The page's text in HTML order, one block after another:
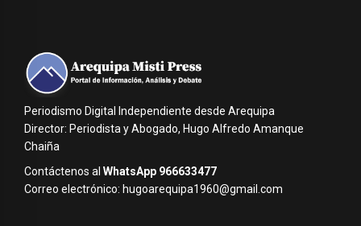
Periodismo Digital Independiente desde Arequipa
Director: Periodista y Abogado, Hugo Alfredo Amanque
Chaiña
Contáctenos al WhatsApp 966633477
Correo electrónico: hugoarequipa1960@gmail.com